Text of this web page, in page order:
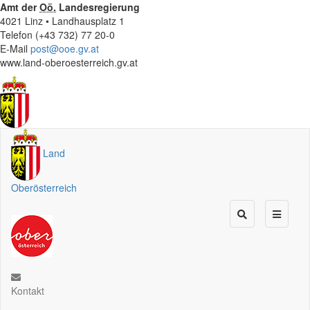
Amt derOö. Landesregierung
4021 Linz • Landhausplatz 1
Telefon (+43 732) 77 20-0
E-Mail post@ooe.gv.at
www.land-oberoesterreich.gv.at
Land
Oberösterreich
Kontakt